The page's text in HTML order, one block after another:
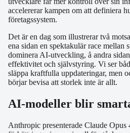
accelererar kampen om att definiera
företagssystem.
Det är en dag som illustrerar två
ena sidan en spektakulär race mellan
dominera AI-utveckling, å andra
effektivitet och självstyring. Vi ser
släppa kraftfulla uppdateringar, men
börjar bevisa att storlek inte är allt.
AI-modeller blir
Anthropic presenterade Claude Opus